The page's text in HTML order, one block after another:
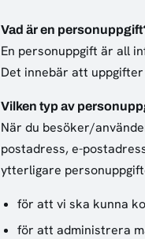
Vad är en
En personuppgift är all
Det innebär att
Vilken typ av
När du besöker/
postadress, e-
ytterligare
för att vi ska kunna
för att administrera